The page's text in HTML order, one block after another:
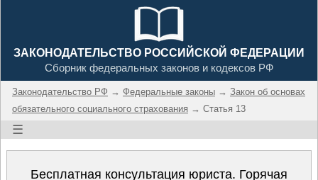
ЗАКОНОДАТЕЛЬСТВО РОССИЙСКОЙ ФЕДЕРАЦИИ
Сборник федеральных законов и кодексов РФ
Законодательство РФ → Федеральные законы → Закон об основах
обязательного социального страхования → Статья 13
☰
Бесплатная консультация юриста. Горячая